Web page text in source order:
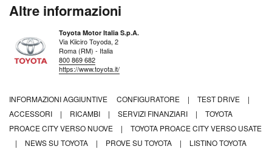
Altre informazioni
Toyota Motor Italia S.p.A.
Via Kiiciro Toyoda, 2
Roma (RM) - Italia
800 869 682
https://www.toyota.it/
INFORMAZIONI AGGIUNTIVE CONFIGURATORE | TEST DRIVE
|
ACCESSORI
| RICAMBI | SERVIZI FINANZIARI |
TOYOTA
PROACE CITY VERSO NUOVE
|
TOYOTA PROACE CITY VERSO USATE
|
NEWS SU TOYOTA | PROVE SU TOYOTA |
LISTINO TOYOTA